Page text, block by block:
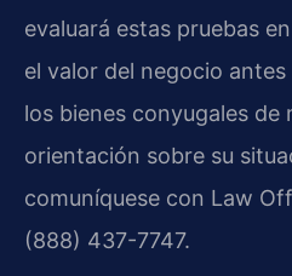
evaluará estas pruebas
el valor del negocio
los bienes conyugales de
orientación sobre su
comuníquese con Law
(888) 437-7747.